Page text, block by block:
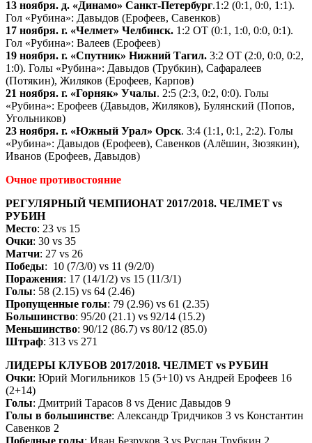
13 ноября. д. «Динамо» Санкт-Петербург.1:2 (0:1, 0:0, 1:1).
Гол «Рубина»: Давыдов (Ерофеев, Савенков)
17 ноября. г. «Челмет» Челбинск. 1:2 ОТ (0:1, 1:0, 0:0, 0:1).
Гол «Рубина»: Валеев (Ерофеев)
19 ноября. г. «Спутник» Нижний Тагил. 3:2 ОТ (2:0, 0:0, 0:2,
1:0). Голы «Рубина»: Давыдов (Трубкин), Сафаралеев
(Потякин), Жиляков (Ерофеев, Карпов)
21 ноября. г. «Горняк» Учалы. 2:5 (2:3, 0:2, 0:0). Голы
«Рубина»: Ерофеев (Давыдов, Жиляков), Булянский (Попов,
Угольников)
23 ноября. г. «Южный Урал» Орск. 3:4 (1:1, 0:1, 2:2). Голы
«Рубина»: Давыдов (Ерофеев), Савенков (Алёшин, Зюзякин),
Иванов (Ерофеев, Давыдов)
Очное противостояние
РЕГУЛЯРНЫЙ ЧЕМПИОНАТ 2017/2018. ЧЕЛМЕТ vs
РУБИН
Место: 23 vs 15
Очки: 30 vs 35
Матчи: 27 vs 26
Победы: 10 (7/3/0) vs 11 (9/2/0)
Поражения: 17 (14/1/2) vs 15 (11/3/1)
Голы: 58 (2.15) vs 64 (2.46)
Пропущенные голы: 79 (2.96) vs 61 (2.35)
Большинство: 95/20 (21.1) vs 92/14 (15.2)
Меньшинство: 90/12 (86.7) vs 80/12 (85.0)
Штраф: 313 vs 271
ЛИДЕРЫ КЛУБОВ 2017/2018. ЧЕЛМЕТ vs РУБИН
Очки: Юрий Могильников 15 (5+10) vs Андрей Ерофеев 16
(2+14)
Голы: Дмитрий Тарасов 8 vs Денис Давыдов 9
Голы в большинстве: Александр Тридчиков 3 vs Константин
Савенков 2
Победные голы: Иван Безруков 3 vs Руслан Трубкин 2